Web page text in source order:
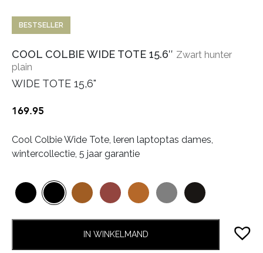
BESTSELLER
COOL COLBIE WIDE TOTE 15.6″ Zwart hunter
plain
WIDE TOTE 15,6"
169.95
Cool Colbie Wide Tote, leren laptoptas dames,
wintercollectie, 5 jaar garantie
IN WINKELMAND